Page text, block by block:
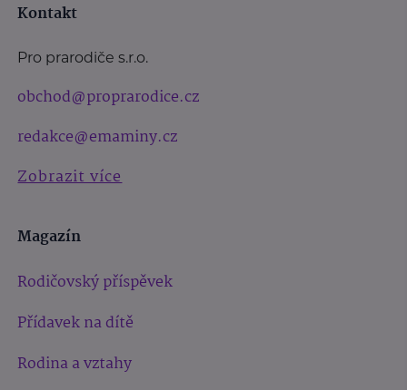
Kontakt
Pro prarodiče s.r.o.
obchod@proprarodice.cz
redakce@emaminy.cz
Zobrazit více
Magazín
Rodičovský příspěvek
Přídavek na dítě
Rodina a vztahy